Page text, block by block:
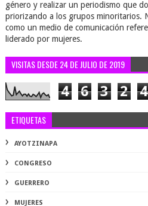
género y realizar un periodismo que
priorizando a los grupos minoritarios.
como un medio de comunicación
liderado por mujeres.
VISITAS DESDE 24 DE JULIO DE 2019
4 6 3 2 4
ETIQUETAS
AYOTZINAPA
CONGRESO
GUERRERO
MUJERES